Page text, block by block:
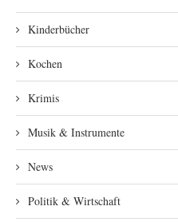
Kinderbücher
Kochen
Krimis
Musik & Instrumente
News
Politik & Wirtschaft